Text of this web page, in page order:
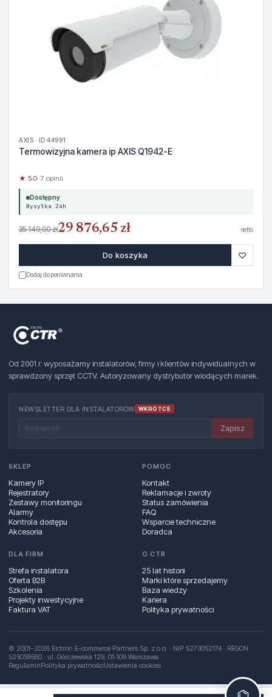
AXIS · ID 44991
Termowizyjna kamera ip AXIS Q1942-E
★ 5.0· 7 opinii
Dostępny
Wysyłka 24h
35 149,00 zł29 876,65 zł netto
Do koszyka ♡
Dodaj do porównania
Od 2001 r. wyposażamy instalatorów, firmy i klientów indywidualnych w
sprawdzony sprzęt CCTV. Autoryzowany dystrybutor wiodących marek.
NEWSLETTER DLA INSTALATORÓW WKRÓTCE
Zapisz
SKLEP
Kamery IP
Rejestratory
Zestawy monitoringu
Alarmy
Kontrola dostępu
Akcesoria
POMOC
Kontakt
Reklamacje i zwroty
Status zamówienia
FAQ
Wsparcie techniczne
Doradca
DLA FIRM
Strefa instalatora
Oferta B2B
Szkolenia
Projekty inwestycyjne
Faktura VAT
O CTR
25 lat historii
Marki które sprzedajemy
Baza wiedzy
Kariera
Polityka prywatności
© 2001–2026 Elctron E-commerce Partners Sp. z o.o. · NIP 5273052174 · REGON
525059580 · ul. Górczewska 129, 01‑109 Warszawa
RegulaminPolityka prywatnościUstawienia cookies